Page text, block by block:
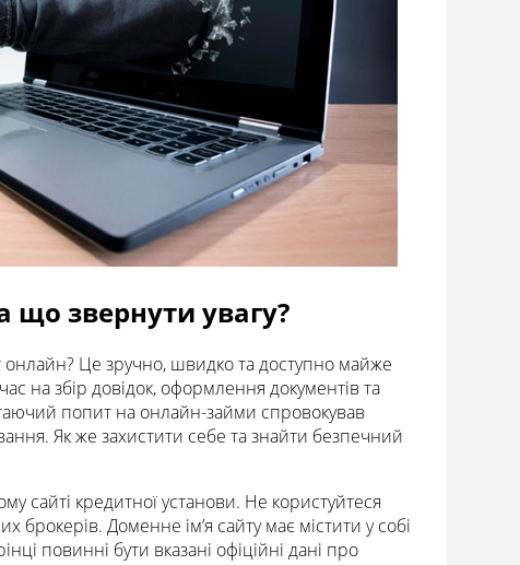
що звернути увагу?
онлайн? Це зручно, швидко та доступно майже
на збір довідок, оформлення документів та
попит на онлайн-займи спровокував
Як же захистити себе та знайти безпечний
сайті кредитної установи. Не користуйтеся
Доменне ім’я сайту має містити у собі
повинні бути вказані офіційні дані про